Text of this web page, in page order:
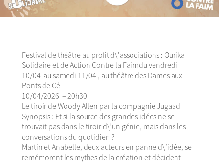
Festival de théâtre au profit d\’associations : Ourika
Solidaire et de Action Contre la Faimdu vendredi
10/04 au samedi 11/04 , au théâtre des Dames aux
Ponts de Cé
10/04/2026 – 20h30
Le tiroir de Woody Allen par la compagnie Jugaad
Synopsis : Et si la source des grandes idées ne se
trouvait pas dans le tiroir d\’un génie, mais dans les
conversations du quotidien ?
Martin et Anabelle, deux auteurs en panne d\’idée, se
remémorent les mythes de la création et décident